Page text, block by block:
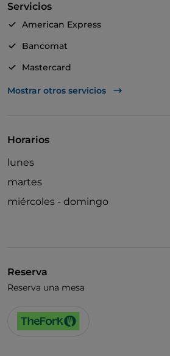
Servicios
American Express
Bancomat
Mastercard
TheFork PAY
Se habla inglés
Mostrar otros servicios
Horarios
lunes
martes
miércoles - domingo
Reserva
Reserva una mesa